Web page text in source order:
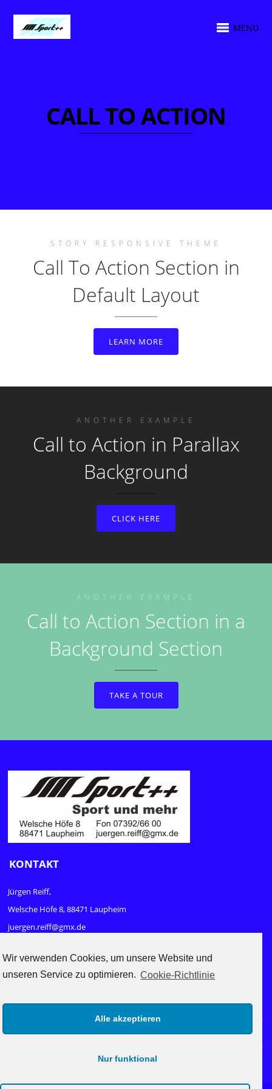
Wir verwenden Cookies, um unsere Website und
unseren Service zu optimieren. Cookie-Richtlinie
Alle akzeptieren
Nur funktional
MENU
CALL TO ACTION
STORY RESPONSIVE THEME
Call To Action Section in
Default Layout
LEARN MORE
ANOTHER EXAMPLE
Call to Action in Parallax
Background
CLICK HERE
ANOTHER EXAMPLE
Call to Action Section in a
Background Section
TAKE A TOUR
KONTAKT
Jürgen Reiff,
Welsche Höfe 8, 88471 Laupheim
juergen.reiff@gmx.de
RECHTLICHES
Datenschutz